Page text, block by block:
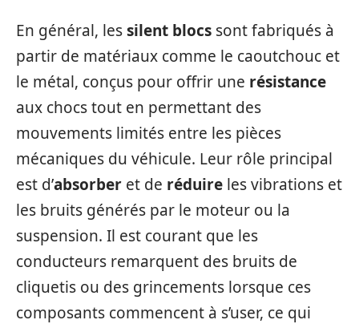
En général, lessilent blocs sont fabriqués à
partir de matériaux comme le caoutchouc et
le métal, conçus pour offrir une résistance
aux chocs tout en permettant des
mouvements limités entre les pièces
mécaniques du véhicule. Leur rôle principal
est d’absorber et de réduire les vibrations et
les bruits générés par le moteur ou la
suspension. Il est courant que les
conducteurs remarquent des bruits de
cliquetis ou des grincements lorsque ces
composants commencent à s’user, ce qui